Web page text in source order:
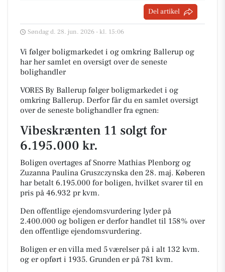
Del artikel
Søndag d. 28. jun. 2026 - kl. 15:06
Vi følger boligmarkedet i og omkring Ballerup og
har her samlet en oversigt over de seneste
bolighandler
VORES By Ballerup følger boligmarkedet i og
omkring Ballerup. Derfor får du en samlet oversigt
over de seneste bolighandler fra egnen:
Vibeskrænten 11 solgt for
6.195.000 kr.
Boligen overtages af Snorre Mathias Plenborg og
Zuzanna Paulina Gruszczynska den 28. maj. Køberen
har betalt 6.195.000 for boligen, hvilket svarer til en
pris på 46.932 pr kvm.
Den offentlige ejendomsvurdering lyder på
2.400.000 og boligen er derfor handlet til 158% over
den offentlige ejendomsvurdering.
Boligen er en villa med 5 værelser på i alt 132 kvm.
og er opført i 1935. Grunden er på 781 kvm.